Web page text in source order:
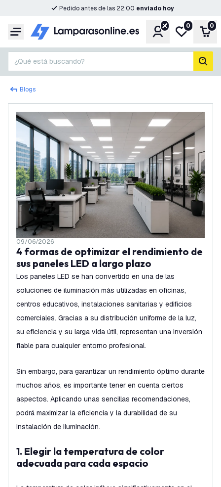
Pedido antes de las 22:00 enviado hoy
Menú CuentaMi lista de
0 0
¿Qué está buscando?
Blogs
09/06/2026
4 formas de optimizar el rendimiento de
sus paneles LED a largo plazo
Los paneles LED se han convertido en una de las
soluciones de iluminación más utilizadas en oficinas,
centros educativos, instalaciones sanitarias y edificios
comerciales. Gracias a su distribución uniforme de la luz,
su eficiencia y su larga vida útil, representan una inversión
fiable para cualquier entorno profesional.
Sin embargo, para garantizar un rendimiento óptimo durante
muchos años, es importante tener en cuenta ciertos
aspectos. Aplicando unas sencillas recomendaciones,
podrá maximizar la eficiencia y la durabilidad de su
instalación de iluminación.
1. Elegir la temperatura de color
adecuada para cada espacio